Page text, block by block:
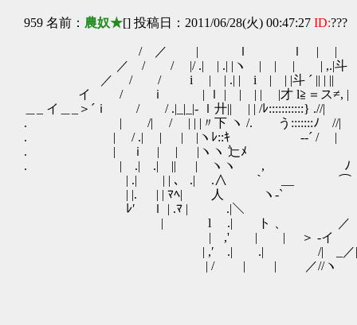
959 名前： 農奴★[] 投稿日：2011/06/28(火) 00:47:27 ID:???
/ ／ | ｌ ｌ | | |
／ / / |/ .| | .| |ヽ | | | |
／ / / i | | .| | i | | |斗 ´
イ / ｉ | ｌ | | | | |才 l≧＝ス
＿_ イ＿_＞´ｉ / / .|_|_|- ｌ廾|| | | /ﾚ
. | /| / | | |〃下 ヽ /. う:::::::ﾉ //| | |
. | / .| | | |ヽﾚ::ｷ ゝ‐‐´ / | | | / | |
. | ｉ | | |ヽヽ 辷ﾒ | | |´ |
. | .| .| || | ヽヽ , ﾉ
| .| | | 、 .| .∧ ｀
| |. | | ﾏﾍ| 人 ヽ-
ﾚ′ ｌ | .ﾏ | .|＼ |
| ゝ l .| ト 、 ／ |
| ,' | | ＞ -イ | ,' | /
| ,′ .| .| /| _／| ,' |/
| / | | ／//ヽ | / |:.:.:./